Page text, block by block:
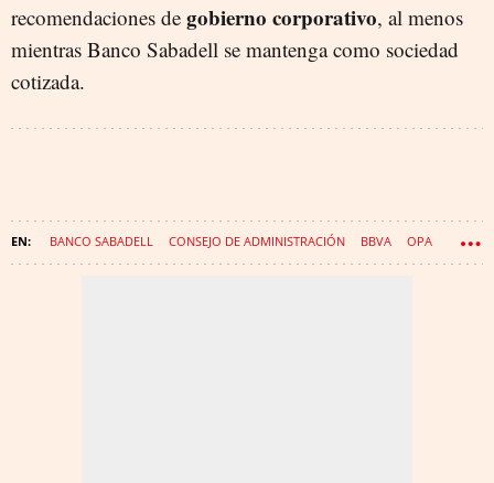
recomendaciones de gobierno corporativo, al menos
mientras Banco Sabadell se mantenga como sociedad
cotizada.
BANCO SABADELL CONSEJO DE ADMINISTRACIÓN BBVA OPA